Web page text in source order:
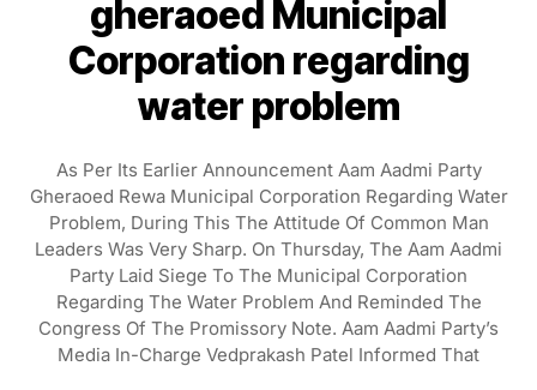
gheraoed Municipal
Corporation regarding
water problem
As Per Its Earlier Announcement Aam Aadmi Party
Gheraoed Rewa Municipal Corporation Regarding Water
Problem, During This The Attitude Of Common Man
Leaders Was Very Sharp. On Thursday, The Aam Aadmi
Party Laid Siege To The Municipal Corporation
Regarding The Water Problem And Reminded The
Congress Of The Promissory Note. Aam Aadmi Party’s
Media In-Charge Vedprakash Patel Informed That